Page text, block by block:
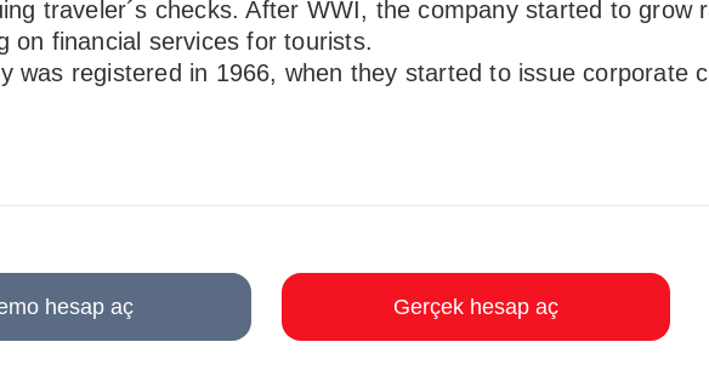
traveler´s checks. After WWI, the company started to grow
on financial services for tourists.
was registered in 1966, when they started to issue corporate
hesap aç Gerçek hesap aç